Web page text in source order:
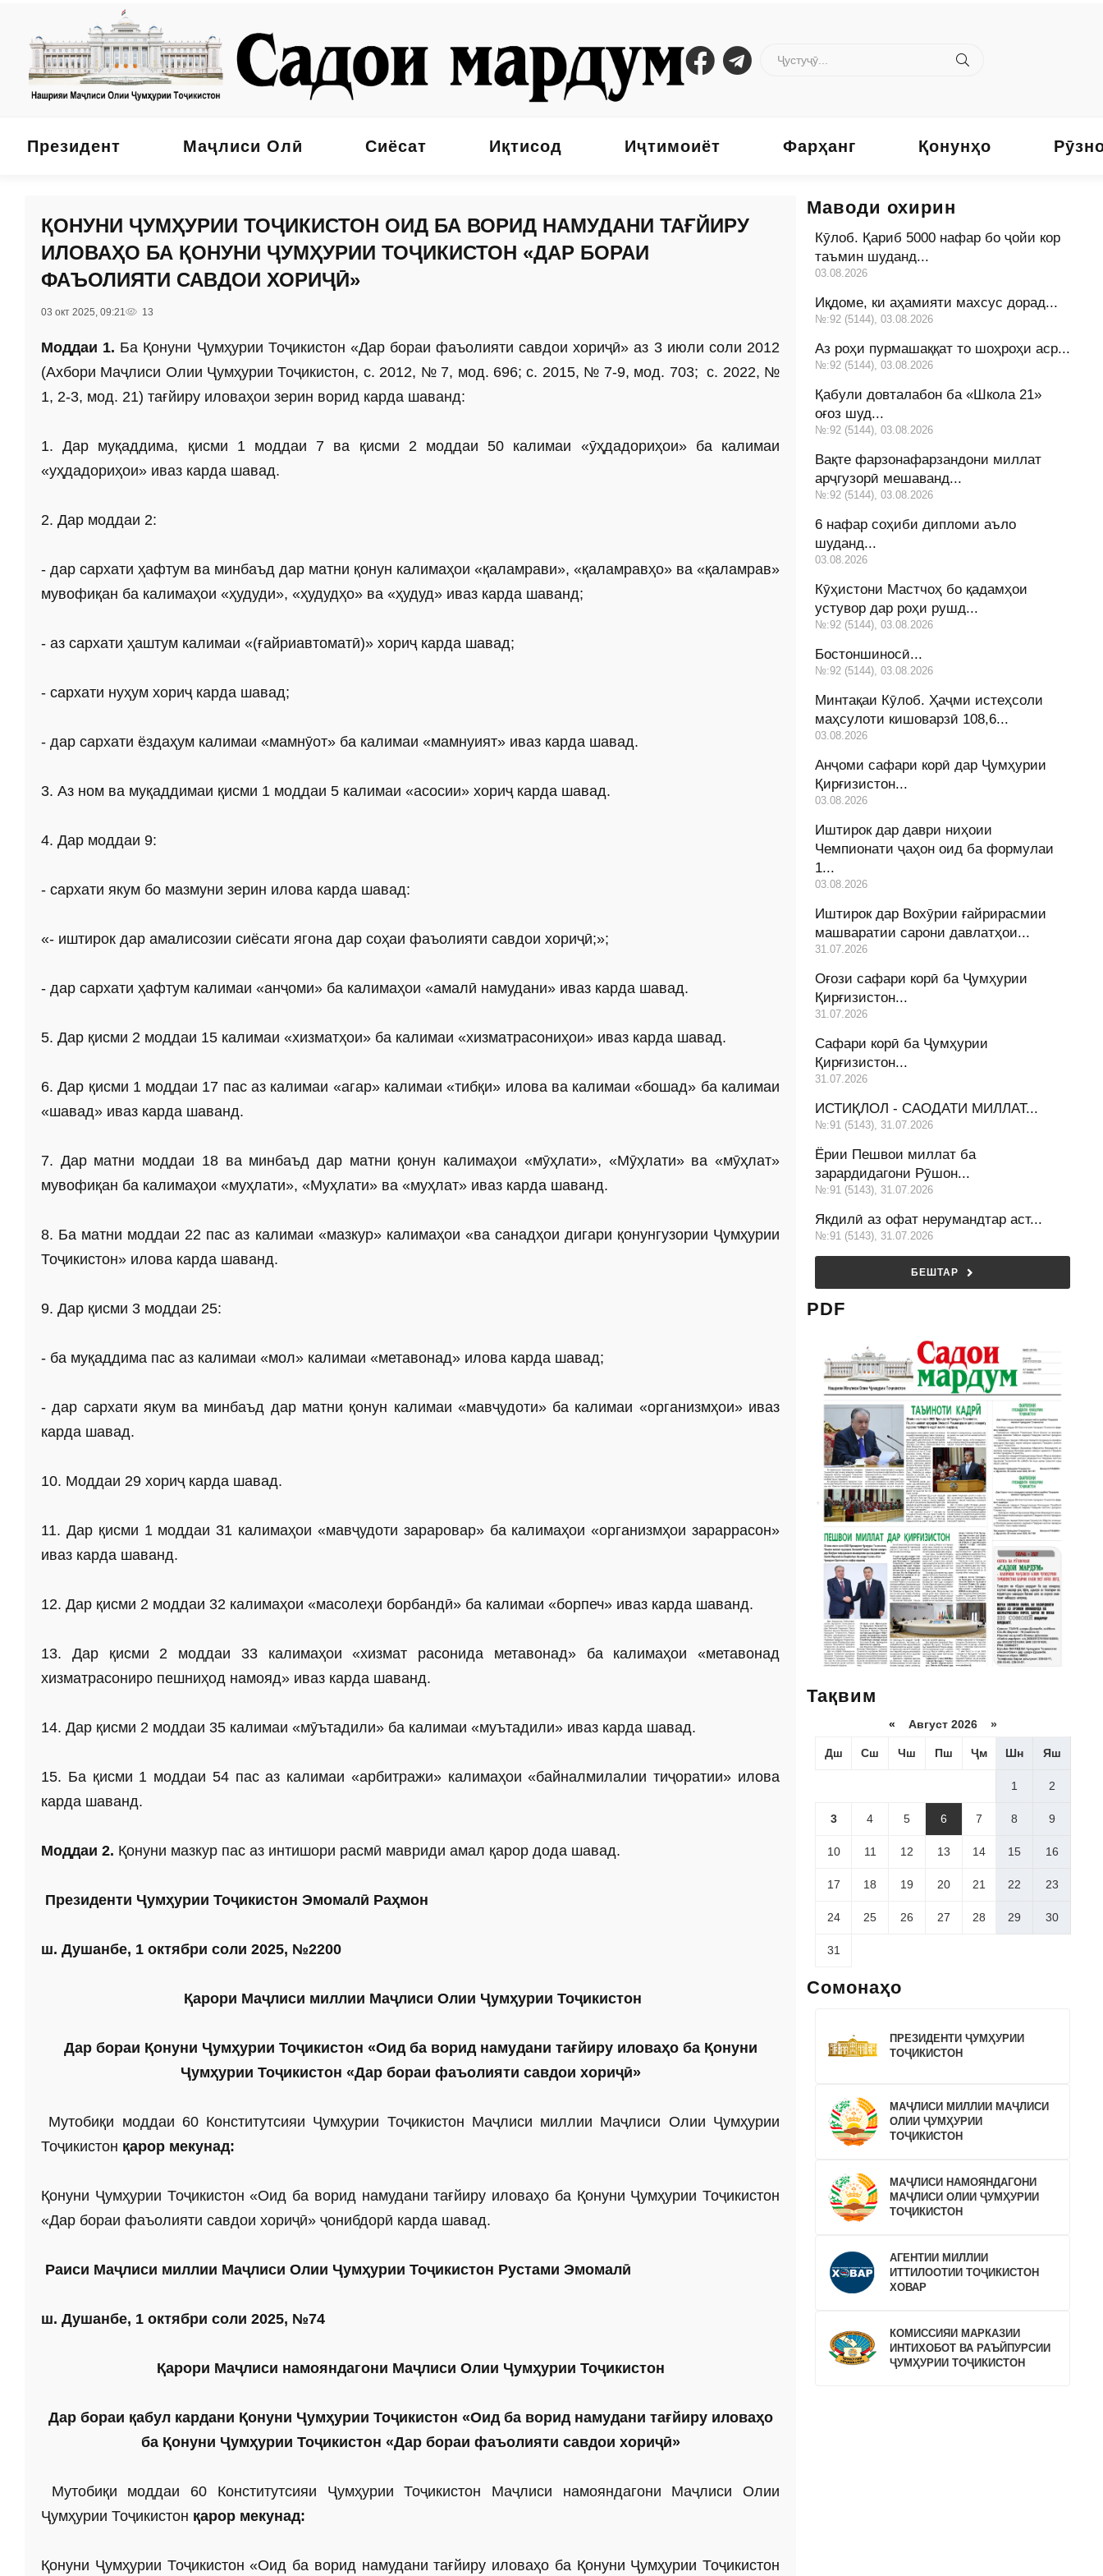
Президент Маҷлиси Олӣ Сиёсат Иқтисод Иҷтимоиёт Фарҳанг Қонунҳо
ҚОНУНИ ҶУМҲУРИИ ТОҶИКИСТОН ОИД БА ВОРИД НАМУДАНИ ТАҒЙИРУ
ИЛОВАҲО БА ҚОНУНИ ҶУМҲУРИИ ТОҶИКИСТОН «ДАР БОРАИ
ФАЪОЛИЯТИ САВДОИ ХОРИҶӢ»
03 окт 2025, 09:21 13
Моддаи 1. Ба Қонуни Ҷумҳурии Тоҷикистон «Дар бораи фаъолияти савдои хориҷӣ» аз 3 июли соли 2012
(Ахбори Маҷлиси Олии Ҷумҳурии Тоҷикистон, с. 2012, № 7, мод. 696; с. 2015, № 7-9, мод. 703; с. 2022, №
1, 2-3, мод. 21) тағйиру иловаҳои зерин ворид карда шаванд:
1. Дар муқаддима, қисми 1 моддаи 7 ва қисми 2 моддаи 50 калимаи «ӯҳдадориҳои» ба калимаи
«уҳдадориҳои» иваз карда шавад.
2. Дар моддаи 2:
- дар сархати ҳафтум ва минбаъд дар матни қонун калимаҳои «қаламрави», «қаламравҳо» ва «қаламрав»
мувофиқан ба калимаҳои «ҳудуди», «ҳудудҳо» ва «ҳудуд» иваз карда шаванд;
- аз сархати ҳаштум калимаи «(ғайриавтоматӣ)» хориҷ карда шавад;
- сархати нуҳум хориҷ карда шавад;
- дар сархати ёздаҳум калимаи «мамнӯот» ба калимаи «мамнуият» иваз карда шавад.
3. Аз ном ва муқаддимаи қисми 1 моддаи 5 калимаи «асосии» хориҷ карда шавад.
4. Дар моддаи 9:
- сархати якум бо мазмуни зерин илова карда шавад:
«- иштирок дар амалисозии сиёсати ягона дар соҳаи фаъолияти савдои хориҷӣ;»;
- дар сархати ҳафтум калимаи «анҷоми» ба калимаҳои «амалӣ намудани» иваз карда шавад.
5. Дар қисми 2 моддаи 15 калимаи «хизматҳои» ба калимаи «хизматрасониҳои» иваз карда шавад.
6. Дар қисми 1 моддаи 17 пас аз калимаи «агар» калимаи «тибқи» илова ва калимаи «бошад» ба калимаи
«шавад» иваз карда шаванд.
7. Дар матни моддаи 18 ва минбаъд дар матни қонун калимаҳои «мӯҳлати», «Мӯҳлати» ва «мӯҳлат»
мувофиқан ба калимаҳои «муҳлати», «Муҳлати» ва «муҳлат» иваз карда шаванд.
8. Ба матни моддаи 22 пас аз калимаи «мазкур» калимаҳои «ва санадҳои дигари қонунгузории Ҷумҳурии
Тоҷикистон» илова карда шаванд.
9. Дар қисми 3 моддаи 25:
- ба муқаддима пас аз калимаи «мол» калимаи «метавонад» илова карда шавад;
- дар сархати якум ва минбаъд дар матни қонун калимаи «мавҷудоти» ба калимаи «организмҳои» иваз
карда шавад.
10. Моддаи 29 хориҷ карда шавад.
11. Дар қисми 1 моддаи 31 калимаҳои «мавҷудоти зараровар» ба калимаҳои «организмҳои зараррасон»
иваз карда шаванд.
12. Дар қисми 2 моддаи 32 калимаҳои «масолеҳи борбандӣ» ба калимаи «борпеч» иваз карда шаванд.
13. Дар қисми 2 моддаи 33 калимаҳои «хизмат расонида метавонад» ба калимаҳои «метавонад
хизматрасониро пешниҳод намояд» иваз карда шаванд.
14. Дар қисми 2 моддаи 35 калимаи «мӯътадили» ба калимаи «муътадили» иваз карда шавад.
15. Ба қисми 1 моддаи 54 пас аз калимаи «арбитражи» калимаҳои «байналмилалии тиҷоратии» илова
карда шаванд.
Моддаи 2. Қонуни мазкур пас аз интишори расмӣ мавриди амал қарор дода шавад.
Президенти Ҷумҳурии Тоҷикистон Эмомалӣ Раҳмон
ш. Душанбе, 1 октябри соли 2025, №2200
Қарори Маҷ­лиси миллии Маҷлиси Олии Ҷумҳурии Тоҷикистон
Дар бораи Қонуни Ҷумҳурии Тоҷикистон «Оид ба ворид намудани тағйиру иловаҳо ба Қонуни
Ҷумҳурии Тоҷикистон «Дар бораи фаъолияти савдои хориҷӣ»
Мутобиқи моддаи 60 Конститутсияи Ҷумҳурии Тоҷикистон Маҷлиси миллии Маҷлиси Олии Ҷумҳурии
Тоҷикистон қа­­­­­­­­­­­­­­­­­­­­­­­­­­­­­­­­­­­­­­­­­­­­­­­­­­рор мекунад:
Қонуни Ҷумҳурии Тоҷикистон «Оид ба ворид намудани тағйиру иловаҳо ба Қонуни Ҷумҳурии Тоҷикистон
«Дар бораи фаъолияти савдои хориҷӣ» ҷонибдорӣ карда шавад.
Раиси Маҷлиси миллии Маҷлиси Олии Ҷумҳурии Тоҷикистон Рустами Эмомалӣ
ш. Душанбе, 1 октябри соли 2025, №74
Қарори Маҷлиси намояндагони Маҷлиси Олии Ҷумҳурии Тоҷикистон
Дар бораи қабул кардани Қонуни Ҷумҳурии Тоҷикистон «Оид ба ворид намудани тағйиру иловаҳо
ба Қонуни Ҷумҳурии Тоҷикистон «Дар бораи фаъолияти савдои хориҷӣ»
Мутобиқи моддаи 60 Конститутсияи Ҷумҳурии Тоҷикистон Маҷлиси намояндагони Маҷлиси Олии
Ҷумҳурии Тоҷикистон қарор мекунад:
Қонуни Ҷумҳурии Тоҷикистон «Оид ба ворид намудани тағйиру иловаҳо ба Қонуни Ҷумҳурии Тоҷикистон
Маводи охирин
Кӯлоб. Қариб 5000 нафар бо ҷойи кор
таъмин шуданд...
03.08.2026
Иқдоме, ки аҳамияти махсус дорад...
№:92 (5144), 03.08.2026
Аз роҳи пурмашаққат то шоҳроҳи аср...
№:92 (5144), 03.08.2026
Қабули довталабон ба «Школа 21»
оғоз шуд...
№:92 (5144), 03.08.2026
Вақте фарзонафарзандони миллат
арҷгузорӣ мешаванд...
№:92 (5144), 03.08.2026
6 нафар соҳиби дипломи аъло
шуданд...
03.08.2026
Кӯҳистони Мастчоҳ бо қадамҳои
устувор дар роҳи рушд...
№:92 (5144), 03.08.2026
Бостоншиносӣ...
№:92 (5144), 03.08.2026
Минтақаи Кӯлоб. Ҳаҷми истеҳсоли
маҳсулоти кишоварзӣ 108,6...
03.08.2026
Анҷоми сафари корӣ дар Ҷумҳурии
Қирғизистон...
03.08.2026
Иштирок дар даври ниҳоии
Чемпионати ҷаҳон оид ба формулаи
1...
03.08.2026
Иштирок дар Вохӯрии ғайрирасмии
машваратии сарони давлатҳои...
31.07.2026
Оғози сафари корӣ ба Ҷумҳурии
Қирғизистон...
31.07.2026
Сафари корӣ ба Ҷумҳурии
Қирғизистон...
31.07.2026
ИСТИҚЛОЛ - САОДАТИ МИЛЛАТ...
№:91 (5143), 31.07.2026
Ёрии Пешвои миллат ба
зарардидагони Рӯшон...
№:91 (5143), 31.07.2026
Якдилӣ аз офат нерумандтар аст...
№:91 (5143), 31.07.2026
БЕШТАР
PDF
Тақвим
« Август 2026 »
Дш Сш Чш Пш Ҷм Шн Яш
1 2
3 4 5 6 7 8 9
10 11 12 13 14 15 16
17 18 19 20 21 22 23
24 25 26 27 28 29 30
31
Сомонаҳо
ПРЕЗИДЕНТИ ҶУМҲУРИИ
ТОҶИКИСТОН
МАҶЛИСИ МИЛЛИИ МАҶЛИСИ
ОЛИИ ҶУМҲУРИИ
ТОҶИКИСТОН
МАҶЛИСИ НАМОЯНДАГОНИ
МАҶЛИСИ ОЛИИ ҶУМҲУРИИ
ТОҶИКИСТОН
АГЕНТИИ МИЛЛИИ
ИТТИЛООТИИ ТОҶИКИСТОН
ХОВАР
КОМИССИЯИ МАРКАЗИИ
ИНТИХОБОТ ВА РАЪЙПУРСИИ
ҶУМҲУРИИ ТОҶИКИСТОН